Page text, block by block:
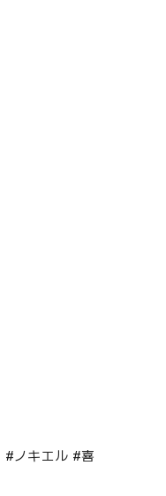
#ノキエル #喜